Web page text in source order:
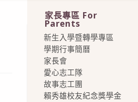
家長專區 For
Parents
新生入學暨轉學專區
學期行事簡曆
家長會
愛心志工隊
故事志工團
賴秀雄校友紀念獎學金